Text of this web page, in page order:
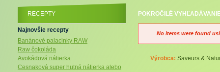
POKROČILÉ
No items were found
Výrobca: Saveurs &
RECEPTY
Najnovšie recepty
Banánové palacinky RAW
Raw čokoláda
Avokádová nátierka
Cesnaková super hutná nátierka alebo